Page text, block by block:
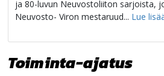
Toiminta-ajatus